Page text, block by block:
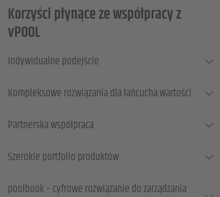
Korzyści płynące ze współpracy z
vPOOL
Indywidualne podejście
Kompleksowe rozwiązania dla łańcucha wartości
Partnerska współpraca
Szerokie portfolio produktów
poolbook – cyfrowe rozwiązanie do zarządzania